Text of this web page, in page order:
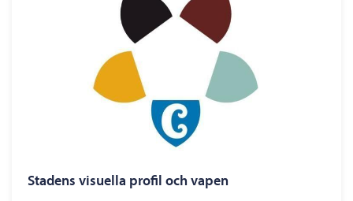
Stadens visuella profil och vapen